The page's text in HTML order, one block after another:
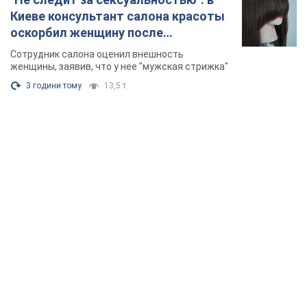
Киеве консультант салона красоты
оскорбил женщину после
химиотерапии, разгорелся скандал.
Фото
Сотрудник салона оценил внешность
женщины, заявив, что у нее "мужская стрижка"
3 години тому 13,5 т.